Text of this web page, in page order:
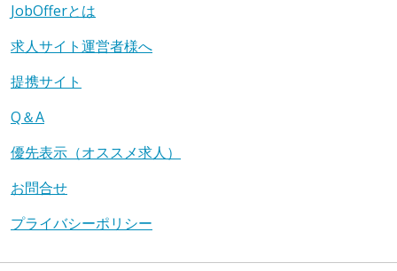
JobOfferとは
求人サイト運営者様へ
提携サイト
Q＆A
優先表示（オススメ求人）
お問合せ
プライバシーポリシー